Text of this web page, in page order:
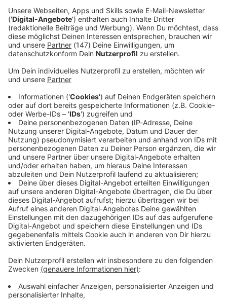
das größte Maß an Sicherheit bieten kann, dass der Kunde
erwartet».
Immer auf dem Laufenden
Verpass' nichts mehr - mit unserem kostenlosen
ANTENNE BAYERN Newsletter. Ob Nachrichten,
Lifestyle oder unsere neuesten Aktionen - wir